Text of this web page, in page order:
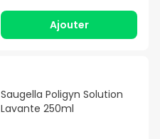
Ajouter
Saugella Poligyn Solution
Lavante 250ml